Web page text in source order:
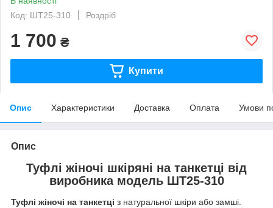
Код: ШТ25-310
Роздріб
1 700 ₴
Купити
Опис Характеристики Доставка Оплата Умови
Опис
Туфлі жіночі шкіряні на танкетці від
виробника модель ШТ25-310
Туфлі жіночі на танкетці з натуральної шкіри або замші.